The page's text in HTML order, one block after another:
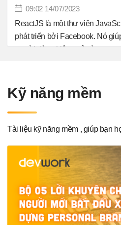
09:02 14/07/2023
ReactJS là một thư viện
phát triển bởi Facebook. Nó
người dùng hiệu quả và tương
dành cho lập trình viên tham
Kỹ năng mềm
Tài liệu kỹ năng mềm , giúp bạn